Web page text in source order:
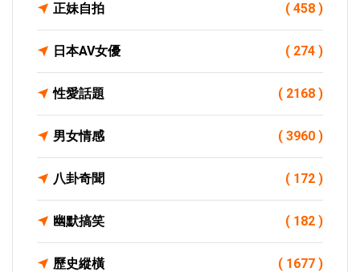
正妹自拍 ( 458 )
日本AV女優 ( 274 )
性愛話題 ( 2168 )
男女情感 ( 3960 )
八卦奇聞 ( 172 )
幽默搞笑 ( 182 )
歷史縱橫 ( 1677 )